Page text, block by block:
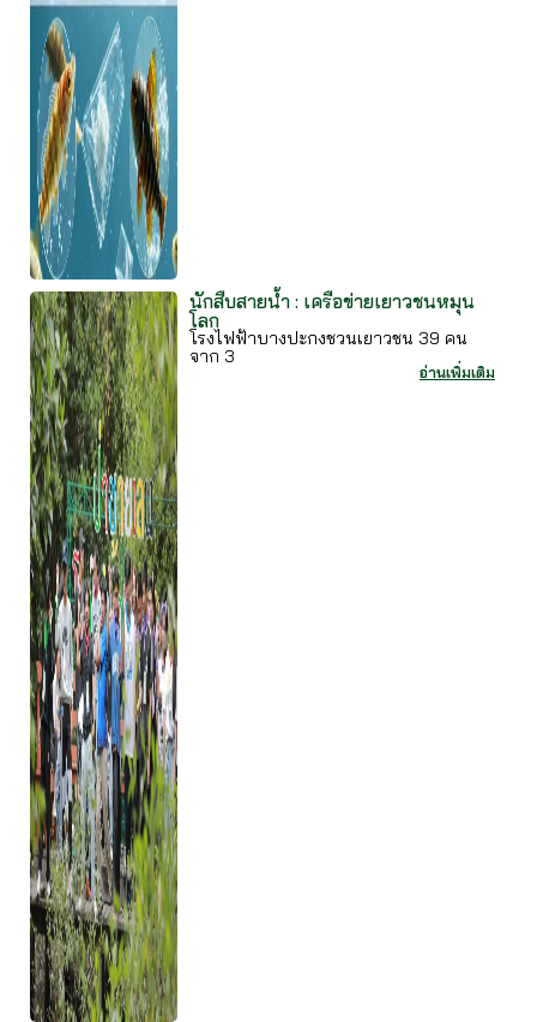
นักสืบสายน้ำ : เครือข่ายเยาวชนหมุน
โลก
โรงไฟฟ้าบางปะกงชวนเยาวชน 39 คน
จาก 3
อ่านเพิ่มเติม